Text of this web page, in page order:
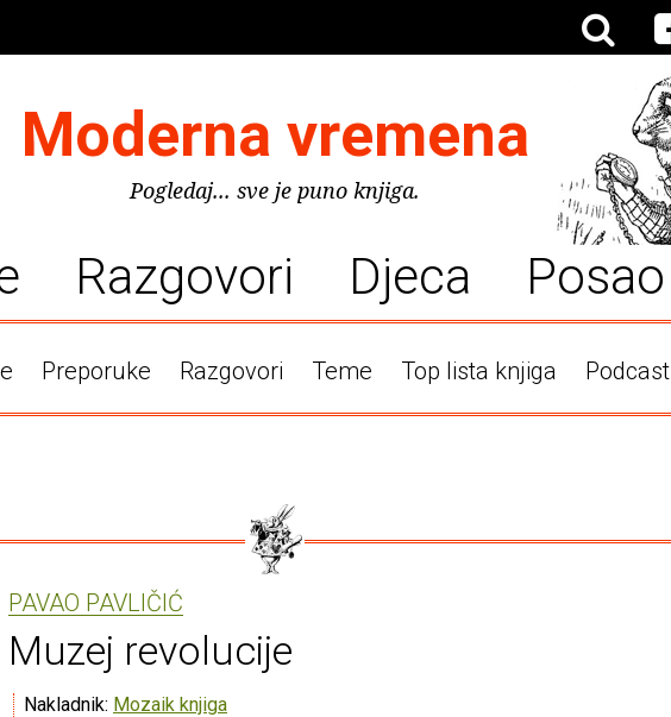
Moderna vremena
Pogledaj... sve je puno knjiga.
Razgovori Djeca Posao
Preporuke Razgovori Teme Top lista knjiga Podcast
PAVAO PAVLIČIĆ
Muzej revolucije
Nakladnik: Mozaik knjiga